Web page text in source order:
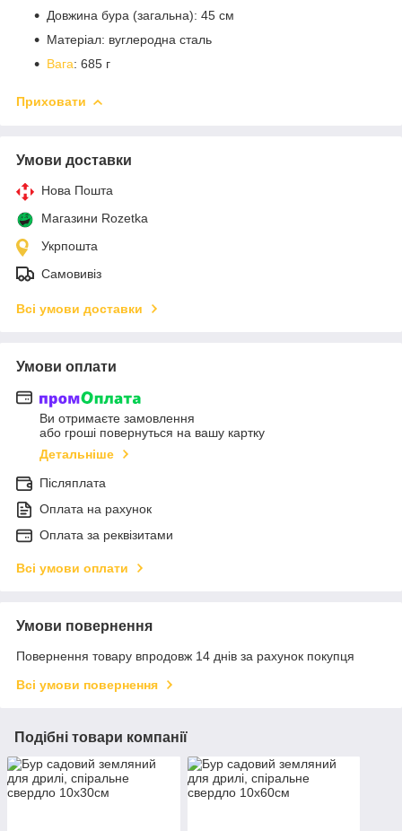
Довжина бура (загальна): 45 см
Матеріал: вуглеродна сталь
Вага: 685 г
Приховати
Умови доставки
Нова Пошта
Магазини Rozetka
Укрпошта
Самовивіз
Всі умови доставки
Умови оплати
Ви отримаєте замовлення
або гроші повернуться на вашу картку
Детальніше
Післяплата
Оплата на рахунок
Оплата за реквізитами
Всі умови оплати
Умови повернення
Повернення товару впродовж 14 днів за рахунок покупця
Всі умови повернення
Подібні товари компанії